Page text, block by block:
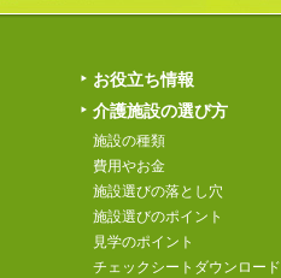
お役立ち情報
介護施設の選び方
施設の種類
費用やお金
施設選びの落とし穴
施設選びのポイント
見学のポイント
チェックシートダウンロード